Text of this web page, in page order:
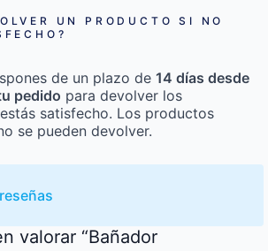
UN PRODUCTO SI NO
de un plazo de 14 días desde
pedido para devolver los
satisfecho. Los productos
se pueden devolver.
valorar “Bañador